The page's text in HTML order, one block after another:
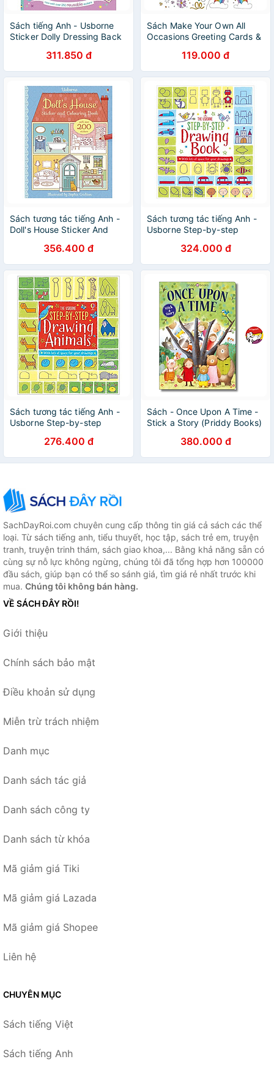
Sách tiếng Anh - Usborne
Sticker Dolly Dressing Back
311.850 đ
Sách Make Your Own All
Occasions Greeting Cards &
119.000 đ
Sách tương tác tiếng Anh -
Doll's House Sticker And
356.400 đ
Sách tương tác tiếng Anh -
Usborne Step-by-step
324.000 đ
Sách tương tác tiếng Anh -
Usborne Step-by-step
276.400 đ
Sách - Once Upon A Time -
Stick a Story (Priddy Books)
Ngoại văn Thiếu nhi
380.000 đ
SachDayRoi.com chuyên cung cấp thông tin giá cả sách các thể
loại. Từ sách tiếng anh, tiểu thuyết, học tập, sách trẻ em, truyện
tranh, truyện trinh thám, sách giao khoa,... Bằng khả năng sẵn có
cùng sự nỗ lực không ngừng, chúng tôi đã tổng hợp hơn 100000
đầu sách, giúp bạn có thể so sánh giá, tìm giá rẻ nhất trước khi
mua. Chúng tôi không bán hàng.
VỀ SÁCH ĐÂY RỒI!
Giới thiệu
Chính sách bảo mật
Điều khoản sử dụng
Miễn trừ trách nhiệm
Danh mục
Danh sách tác giả
Danh sách công ty
Danh sách từ khóa
Mã giảm giá Tiki
Mã giảm giá Lazada
Mã giảm giá Shopee
Liên hệ
CHUYÊN MỤC
Sách tiếng Việt
Sách tiếng Anh